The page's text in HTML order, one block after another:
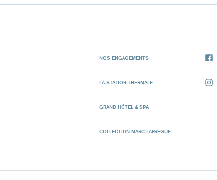
NOS ENGAGEMENTS
LA STATION THERMALE
GRAND HÔTEL & SPA
COLLECTION MARC LARRÈGUE